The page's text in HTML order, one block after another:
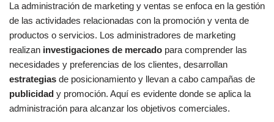
La administración de marketing y ventas se enfoca en la gestión
de las actividades relacionadas con la promoción y venta de
productos o servicios. Los administradores de marketing
realizan investigaciones de mercado para comprender las
necesidades y preferencias de los clientes, desarrollan
estrategias de posicionamiento y llevan a cabo campañas de
publicidad y promoción. Aquí es evidente donde se aplica la
administración para alcanzar los objetivos comerciales.